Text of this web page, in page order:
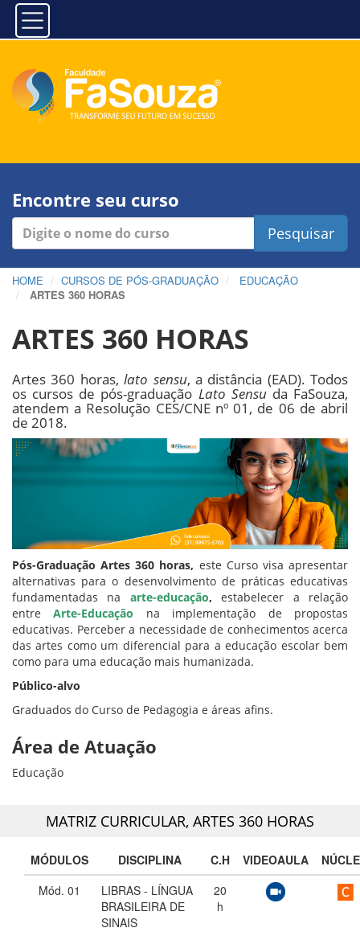
Encontre seu curso
Pesquisar
HOME CURSOS DE PÓS-GRADUAÇÃO
EDUCAÇÃO
ARTES 360 HORAS
ARTES 360 HORAS
Artes 360 horas,lato sensu, a distância (EAD). Todos
os cursos de pós-graduação Lato Sensuda FaSouza,
atendem a Resolução CES/CNE nº 01, de 06 de abril
de 2018.
Pós-Graduação Artes 360 horas, este Curso visa apresentar
alternativas para o desenvolvimento de práticas educativas
fundamentadas na arte-educação, estabelecer a relação
entreArte-Educação na implementação de propostas
educativas. Perceber a necessidade de conhecimentos acerca
das artes como um diferencial para a educação escolar bem
como para uma educação mais humanizada.
Público-alvo
Graduados do Curso de Pedagogia e áreas afins.
Área de Atuação
Educação
MATRIZ CURRICULAR, ARTES 360 HORAS
MÓDULOS DISCIPLINA C.H VIDEOAULA
Mód. 01
LIBRAS - LÍNGUA
BRASILEIRA DE
SINAIS
20
h